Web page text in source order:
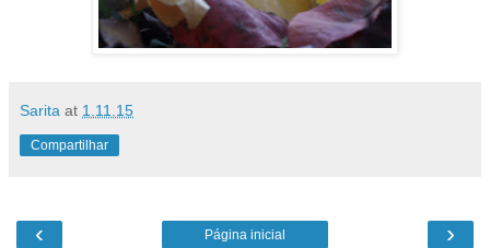
Sarita at 1.11.15
Compartilhar
‹ ›
Página inicial